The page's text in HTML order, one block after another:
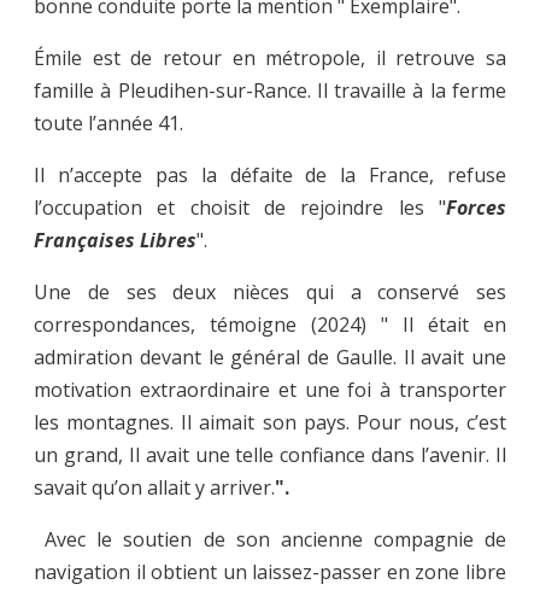
bonne conduite porte la mention " Exemplaire".
Émile est de retour en métropole, il retrouve sa
famille à Pleudihen-sur-Rance. Il travaille à la ferme
toute l’année 41.
Il n’accepte pas la défaite de la France, refuse
l’occupation et choisit de rejoindre les "Forces
Françaises Libres".
Une de ses deux nièces qui a conservé ses
correspondances, témoigne (2024) "
Il était en
admiration devant le général de Gaulle. Il avait une
motivation extraordinaire et une foi à transporter
les montagnes. Il aimait son pays. Pour nous, c’est
un grand, Il avait une telle confiance dans l’avenir. Il
savait qu’on allait y arriver.".
Avec le soutien de son ancienne compagnie de
navigation il obtient un laissez-passer en zone libre